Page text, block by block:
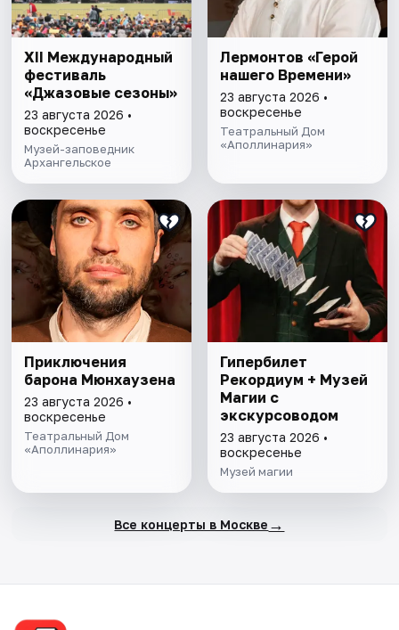
XII Международный
фестиваль
«Джазовые сезоны»
23 августа 2026 •
воскресенье
Музей-заповедник
Архангельское
Лермонтов «Герой
нашего Времени»
23 августа 2026 •
воскресенье
Театральный Дом
«Аполлинария»
Приключения
барона Мюнхаузена
23 августа 2026 •
воскресенье
Театральный Дом
«Аполлинария»
Гипербилет
Рекордиум + Музей
Магии с
экскурсоводом
23 августа 2026 •
воскресенье
Музей магии
Все концерты в Москве →